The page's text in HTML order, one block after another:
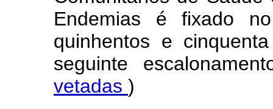
Endemias é fixado
quinhentos e
seguinte
vetadas )